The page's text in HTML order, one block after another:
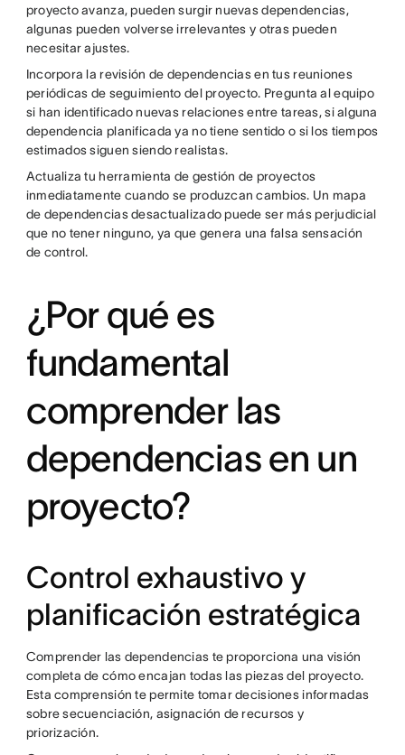
proyecto avanza, pueden surgir nuevas dependencias,
algunas pueden volverse irrelevantes y otras pueden
necesitar ajustes.
Incorpora la revisión de dependencias en tus reuniones
periódicas de seguimiento del proyecto. Pregunta al equipo
si han identificado nuevas relaciones entre tareas, si alguna
dependencia planificada ya no tiene sentido o si los tiempos
estimados siguen siendo realistas.
Actualiza tu herramienta de gestión de proyectos
inmediatamente cuando se produzcan cambios. Un mapa
de dependencias desactualizado puede ser más perjudicial
que no tener ninguno, ya que genera una falsa sensación
de control.
¿Por qué es
fundamental
comprender las
dependencias en un
proyecto?
Control exhaustivo y
planificación estratégica
Comprender las dependencias te proporciona una visión
completa de cómo encajan todas las piezas del proyecto.
Esta comprensión te permite tomar decisiones informadas
sobre secuenciación, asignación de recursos y
priorización.